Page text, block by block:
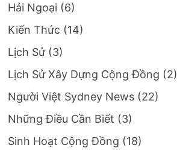
Hải Ngoại (6)
Kiến Thức (14)
Lịch Sử(3)
Lịch Sử Xây Dựng Cộng Đồng (2)
Người Việt Sydney News (22)
Những Điều Cần Biết (3)
Sinh Hoạt Cộng Đồng (18)